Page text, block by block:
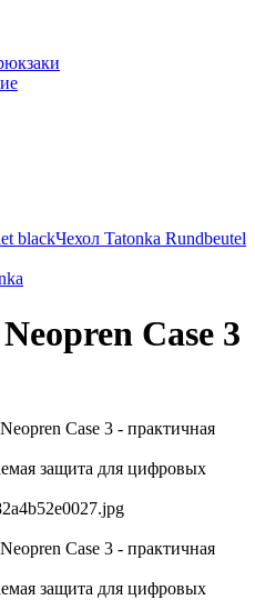
blackЧехол Tatonka Rundbeutel
Case 3
Case 3 - практичная
защита для цифровых
Case 3 - практичная
защита для цифровых